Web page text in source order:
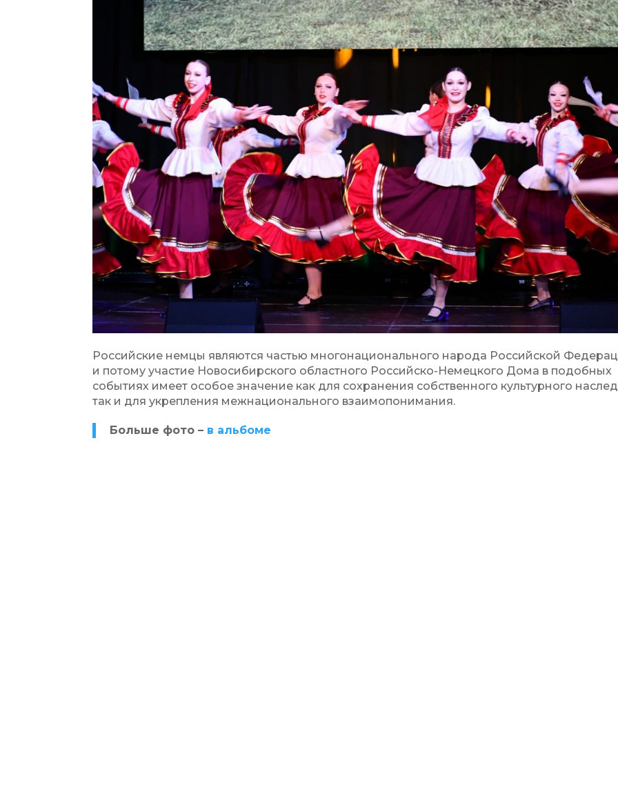
Российские немцы являются частью многонационального народа Российской
и потому участие Новосибирского областного Российско-Немецкого Дома в подобных
событиях имеет особое значение как для сохранения собственного культурного
так и для укрепления межнационального взаимопонимания.
Больше фото – в альбоме